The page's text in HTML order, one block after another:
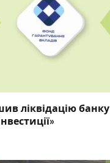
ліквідацію банку